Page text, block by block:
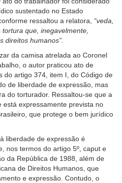
sustentado no Estado
ressaltou a relatora, “veda,
que, inegavelmente,
direitos humanos”.
da camisa atrelada ao Coronel
o autor praticou ato de
do artigo 374, item I, do Código de
de liberdade de expressão, mas
do torturador. Ressaltou-se que a
expressamente prevista no
que protege o bem jurídico
liberdade de expressão é
nos termos do artigo 5º, caput e
da República de 1988, além de
de Direitos Humanos, que
e expressão. Contudo, o